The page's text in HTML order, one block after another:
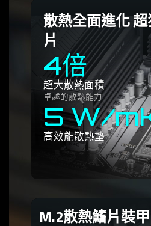
散熱全面進化
片
4倍
超大散熱面積
卓越的散熱能力
5 W/
高效能散熱墊
M.2散熱鰭片裝甲